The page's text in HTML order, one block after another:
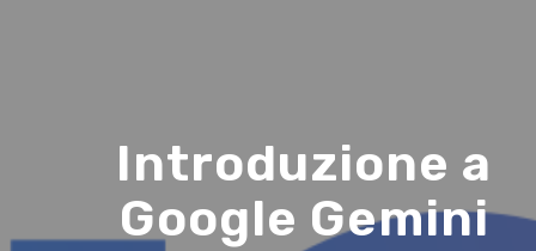
Introduzione a
Google Gemini